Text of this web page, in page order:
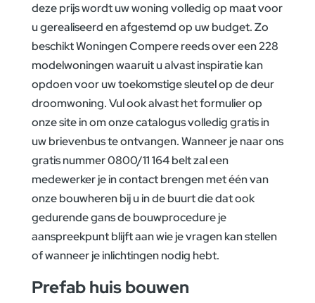
deze prijs wordt uw woning volledig op maat voor
u gerealiseerd en afgestemd op uw budget. Zo
beschikt Woningen Compere reeds over een 228
modelwoningen waaruit u alvast inspiratie kan
opdoen voor uw toekomstige sleutel op de deur
droomwoning. Vul ook alvast het formulier op
onze site in om onze catalogus volledig gratis in
uw brievenbus te ontvangen. Wanneer je naar ons
gratis nummer 0800/11 164 belt zal een
medewerker je in contact brengen met één van
onze bouwheren bij u in de buurt die dat ook
gedurende gans de bouwprocedure je
aanspreekpunt blijft aan wie je vragen kan stellen
of wanneer je inlichtingen nodig hebt.
Prefab huis bouwen